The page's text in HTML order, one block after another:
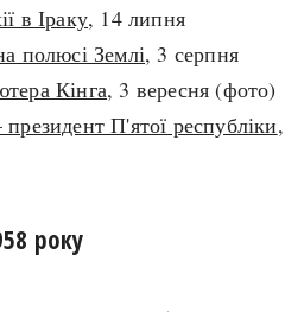
в Іраку, 14 липня
полюсі Землі, 3 серпня
Кінга, 3 вересня (фото)
П'ятої республіки,
року